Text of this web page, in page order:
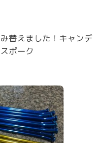
替えました！キャンデ
ポーク